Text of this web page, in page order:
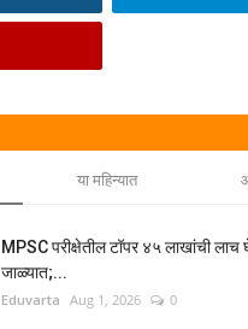
या महिन्यात
MPSC परीक्षेतील टॉपर ४५ लाखांची लाच
जाळ्यात;...
Eduvarta Aug 1, 2026 0